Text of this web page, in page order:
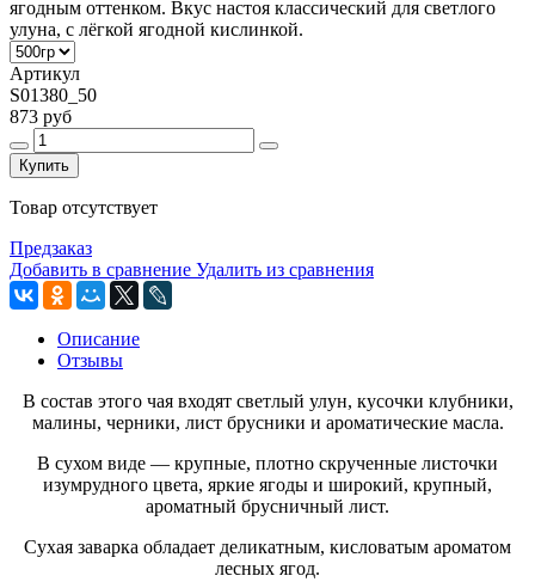
ягодным оттенком. Вкус настоя классический для светлого
улуна, с лёгкой ягодной кислинкой.
Артикул
S01380_50
873 руб
Купить
Товар отсутствует
Предзаказ
Добавить в сравнение Удалить из сравнения
Описание
Отзывы
В состав этого чая входят светлый улун, кусочки клубники,
малины, черники, лист брусники и ароматические масла.
В сухом виде — крупные, плотно скрученные листочки
изумрудного цвета, яркие ягоды и широкий, крупный,
ароматный брусничный лист.
Сухая заварка обладает деликатным, кисловатым ароматом
лесных ягод.